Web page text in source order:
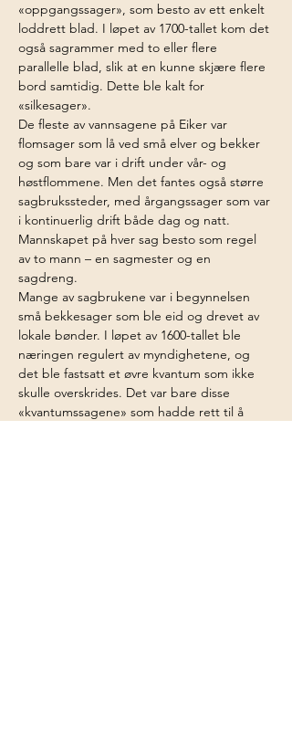
«oppgangssager», som besto av ett enkelt
loddrett blad. I løpet av 1700-tallet kom det
også sagrammer med to eller flere
parallelle blad, slik at en kunne skjære flere
bord samtidig. Dette ble kalt for
«silkesager».
De fleste av vannsagene på Eiker var
flomsager som lå ved små elver og bekker
og som bare var i drift under vår- og
høstflommene. Men det fantes også større
sagbrukssteder, med årgangssager som var
i kontinuerlig drift både dag og natt.
Mannskapet på hver sag besto som regel
av to mann – en sagmester og en
sagdreng.
Mange av sagbrukene var i begynnelsen
små bekkesager som ble eid og drevet av
lokale bønder. I løpet av 1600-tallet ble
næringen regulert av myndighetene, og
det ble fastsatt et øvre kvantum som ikke
skulle overskrides. Det var bare disse
«kvantumssagene» som hadde rett til å